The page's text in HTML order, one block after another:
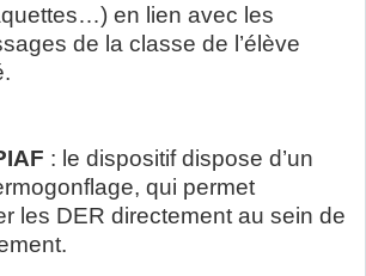
en lien avec les
de la classe de l’élève
: le dispositif dispose d’un
qui permet
les DER directement au sein de